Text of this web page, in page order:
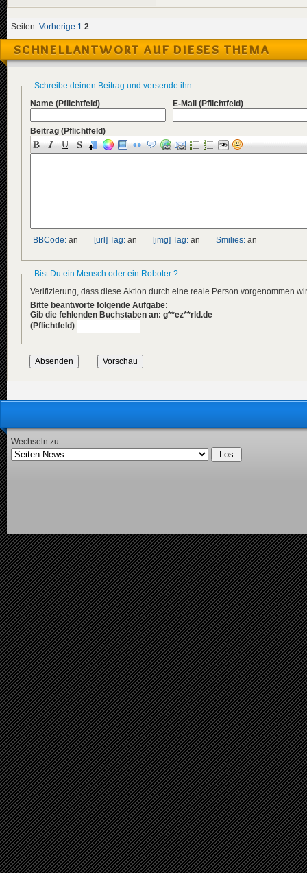
Seiten: Vorherige 1 2
SCHNELLANTWORT AUF DIESES THEMA
Schreibe deinen Beitrag und versende ihn
Name (Pflichtfeld) E-Mail (Pflichtfeld)
Beitrag (Pflichtfeld)
BBCode: an [url] Tag: an [img] Tag: an Smilies: an
Bist Du ein Mensch oder ein Roboter ?
Verifizierung, dass diese Aktion durch eine reale Person vorgenommen
Bitte beantworte folgende Aufgabe:
Gib die fehlenden Buchstaben an: g**ez**rld.de
(Pflichtfeld)
Wechseln zu